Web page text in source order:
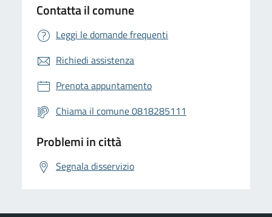
Contatta il comune
Leggi le domande frequenti
Richiedi assistenza
Prenota appuntamento
Chiama il comune 0818285111
Problemi in città
Segnala disservizio